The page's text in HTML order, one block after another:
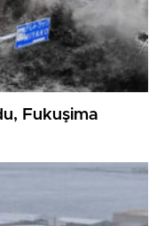
Fukuşima